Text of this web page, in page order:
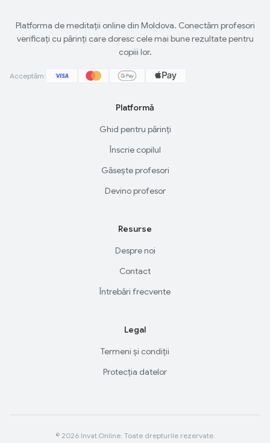
Platforma de meditații online din Moldova. Conectăm profesori
verificați cu părinți care doresc cele mai bune rezultate pentru
copiii lor.
Acceptăm:
Platformă
Ghid pentru părinți
Înscrie copilul
Găsește profesori
Devino profesor
Resurse
Despre noi
Contact
Întrebări frecvente
Legal
Termeni și condiții
Protecția datelor
© 2026 Invat.Online. Toate drepturile rezervate.